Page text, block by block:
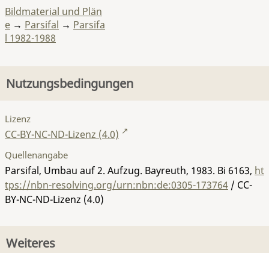
Bildmaterial und Plän
e → Parsifal → Parsifa
l 1982-1988
Nutzungsbedingungen
Lizenz
CC-BY-NC-ND-Lizenz (4.0)
Quellenangabe
Parsifal, Umbau auf 2. Aufzug. Bayreuth, 1983. Bi 6163, ht
tps://nbn-resolving.org/urn:nbn:de:0305-173764 / CC-
BY-NC-ND-Lizenz (4.0)
Weiteres